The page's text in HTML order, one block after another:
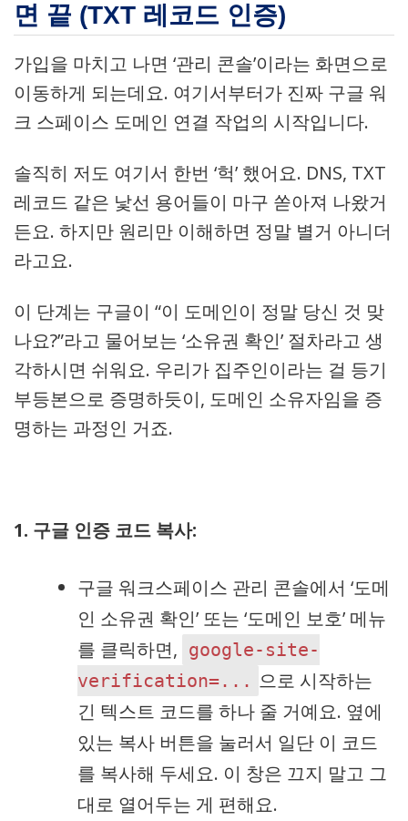
면 끝 (TXT 레코드 인증)
가입을 마치고 나면 ‘관리 콘솔’이라는 화면으로
이동하게 되는데요. 여기서부터가 진짜 구글 워
크 스페이스 도메인 연결 작업의 시작입니다.
솔직히 저도 여기서 한번 ‘헉’ 했어요. DNS, TXT
레코드 같은 낯선 용어들이 마구 쏟아져 나왔거
든요. 하지만 원리만 이해하면 정말 별거 아니더
라고요.
이 단계는 구글이 “이 도메인이 정말 당신 것 맞
나요?”라고 물어보는 ‘소유권 확인’ 절차라고 생
각하시면 쉬워요. 우리가 집주인이라는 걸 등기
부등본으로 증명하듯이, 도메인 소유자임을 증
명하는 과정인 거죠.
1. 구글 인증 코드 복사:
구글 워크스페이스 관리 콘솔에서 ‘도메
인 소유권 확인’ 또는 ‘도메인 보호’ 메뉴
를 클릭하면, google-site-
verification=... 으로 시작하는
긴 텍스트 코드를 하나 줄 거예요. 옆에
있는 복사 버튼을 눌러서 일단 이 코드
를 복사해 두세요. 이 창은 끄지 말고 그
대로 열어두는 게 편해요.